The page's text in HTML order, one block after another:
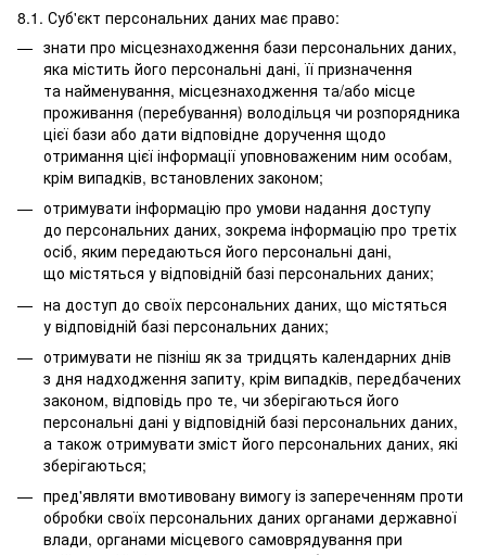
8.1. Суб'єкт персональних даних має право:
знати про місцезнаходження бази персональних даних,
яка містить його персональні дані, її призначення
та найменування, місцезнаходження та/або місце
проживання (перебування) володільця чи розпорядника
цієї бази або дати відповідне доручення щодо
отримання цієї інформації уповноваженим ним особам,
крім випадків, встановлених законом;
отримувати інформацію про умови надання доступу
до персональних даних, зокрема інформацію про третіх
осіб, яким передаються його персональні дані,
що містяться у відповідній базі персональних даних;
на доступ до своїх персональних даних, що містяться
у відповідній базі персональних даних;
отримувати не пізніш як за тридцять календарних днів
з дня надходження запиту, крім випадків, передбачених
законом, відповідь про те, чи зберігаються його
персональні дані у відповідній базі персональних даних,
а також отримувати зміст його персональних даних, які
зберігаються;
пред'являти вмотивовану вимогу із запереченням проти
обробки своїх персональних даних органами державної
влади, органами місцевого самоврядування при